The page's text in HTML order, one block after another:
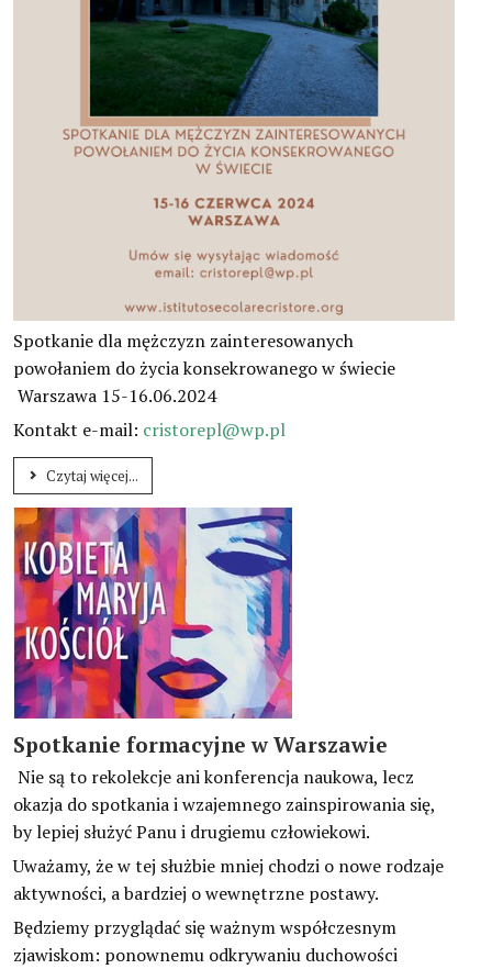
Spotkanie dla mężczyzn zainteresowanych
powołaniem do życia konsekrowanego w świecie
Warszawa 15-16.06.2024
Kontakt e-mail: cristorepl@wp.pl
Czytaj więcej...
Spotkanie formacyjne w Warszawie
Nie są to rekolekcje ani konferencja naukowa, lecz
okazja do spotkania i wzajemnego zainspirowania się,
by lepiej służyć Panu i drugiemu człowiekowi.
Uważamy, że w tej służbie mniej chodzi o nowe rodzaje
aktywności, a bardziej o wewnętrzne postawy.
Będziemy przyglądać się ważnym współczesnym
zjawiskom: ponownemu odkrywaniu duchowości